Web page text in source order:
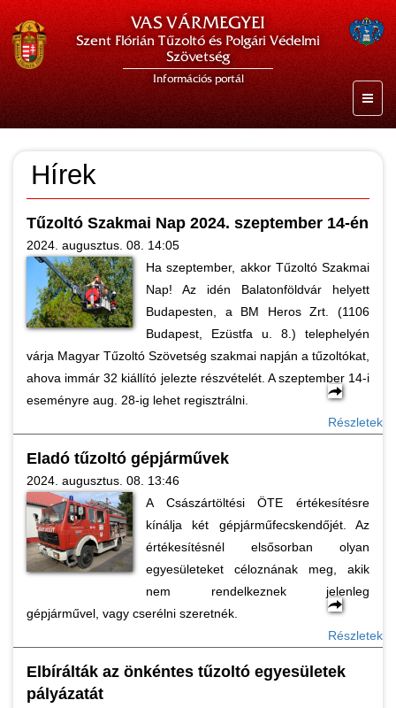
VAS VÁRMEGYEI
Szent Flórián Tűzoltó és Polgári Védelmi
Szövetség
Információs portál
Hírek
Tűzoltó Szakmai Nap 2024. szeptember 14-én
2024. augusztus. 08. 14:05
Ha szeptember, akkor Tűzoltó Szakmai
Nap! Az idén Balatonföldvár helyett
Budapesten, a BM Heros Zrt. (1106
Budapest, Ezüstfa u. 8.) telephelyén
várja Magyar Tűzoltó Szövetség szakmai napján a tűzoltókat,
ahova immár 32 kiállító jelezte részvételét. A szeptember 14-i
eseményre aug. 28-ig lehet regisztrálni.
Részletek
Eladó tűzoltó gépjárművek
2024. augusztus. 08. 13:46
A Császártöltési ÖTE értékesítésre
kínálja két gépjárműfecskendőjét. Az
értékesítésnél elsősorban olyan
egyesületeket céloznának meg, akik
nem rendelkeznek jelenleg
gépjárművel, vagy cserélni szeretnék.
Részletek
Elbírálták az önkéntes tűzoltó egyesületek
pályázatát